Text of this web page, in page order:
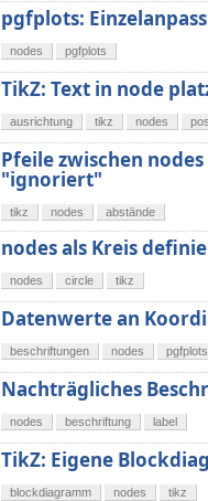
pgfplots:
nodes pgfplots
TikZ: Text in node
ausrichtung tikz nodes
Pfeile zwischen
"ignoriert"
tikz nodes abstände
nodes als Kreis
nodes circle tikz
Datenwerte an
beschriftungen nodes pgfplots
Nachträgliches
nodes beschriftung label
TikZ: Eigene
blockdiagramm nodes tikz